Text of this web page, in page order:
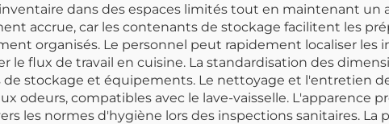
dans des espaces limités tout en maintenant un
accrue, car les contenants de stockage facilitent les
organisés. Le personnel peut rapidement localiser
le flux de travail en cuisine. La standardisation des
stockage et équipements. Le nettoyage et l'entretien
odeurs, compatibles avec le lave-vaisselle. L'apparence
les normes d'hygiène lors des inspections sanitaires. La